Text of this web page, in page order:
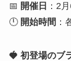
📅 開催日 ：2
🕛 開始時間 ：
🍓 初登場のブ